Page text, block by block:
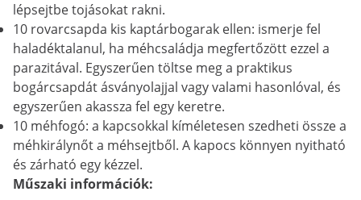
lépsejtbe tojásokat rakni.
10 rovarcsapda kis kaptárbogarak ellen: ismerje fel
haladéktalanul, ha méhcsaládja megfertőzött ezzel a
parazitával. Egyszerűen töltse meg a praktikus
bogárcsapdát ásványolajjal vagy valami hasonlóval, és
egyszerűen akassza fel egy keretre.
10 méhfogó: a kapcsokkal kíméletesen szedheti össze a
méhkirálynőt a méhsejtből. A kapocs könnyen nyitható
és zárható egy kézzel.
Műszaki információk: